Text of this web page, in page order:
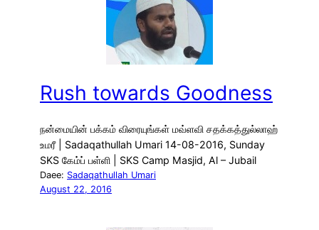
Rush towards Goodness
நன்மையின் பக்கம் விரையுங்கள் மவ்ளவி சதக்கத்துல்லாஹ்
உமரீ | Sadaqathullah Umari 14-08-2016, Sunday
SKS கேம்ப் பள்ளி | SKS Camp Masjid, Al – Jubail
Daee: Sadaqathullah Umari
August 22, 2016